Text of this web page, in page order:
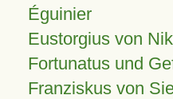
Éguinier
Eustorgius von
Fortunatus und
Franziskus von